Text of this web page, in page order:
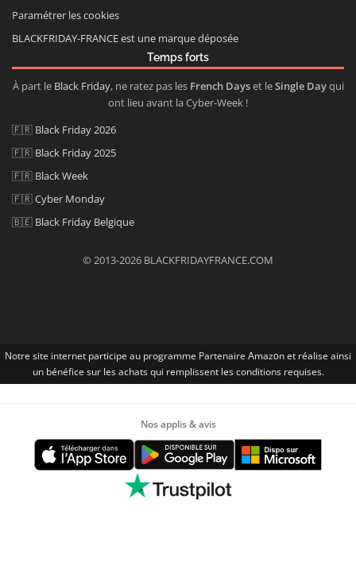
Paramétrer les cookies
BLACKFRIDAY-FRANCE est une marque déposée
Temps forts
À part le Black Friday, ne ratez pas les French Dayset leSingle Dayqui
ont lieu avant la Cyber-Week !
🇫🇷 Black Friday 2026
🇫🇷 Black Friday 2025
🇫🇷 Black Week
🇫🇷Cyber Monday
🇧🇪 Black Friday Belgique
© 2013-2026 BLACKFRIDAYFRANCE.COM
Notre site internet participe au programme Partenaire Αmazοn et réalise ainsi
un bénéfice sur les achats qui remplissent les conditions requises.
Nos applis & avis